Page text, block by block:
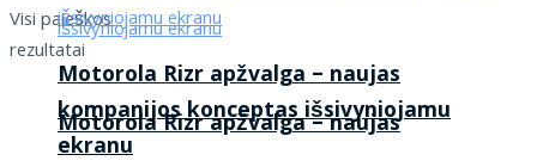
Visi paieškos
rezultatai
Motorola Rizr apžvalga – naujas
Motorola Rizr apžvalga – naujas
kompanijos konceptas išsivyniojamu
ekranu